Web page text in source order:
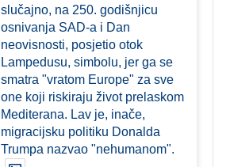
slučajno, na 250. godišnjicu
osnivanja SAD-a i Dan
neovisnosti, posjetio otok
Lampedusu, simbolu, jer ga se
smatra "vratom Europe" za sve
one koji riskiraju život prelaskom
Mediterana. Lav je, inače,
migracijsku politiku Donalda
Trumpa nazvao "nehumanom".